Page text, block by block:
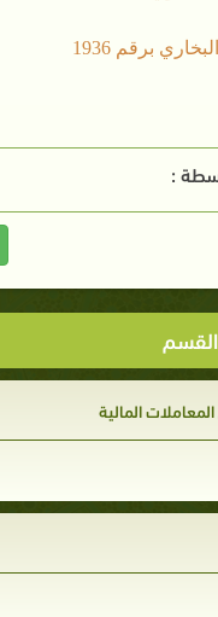
:
المالية